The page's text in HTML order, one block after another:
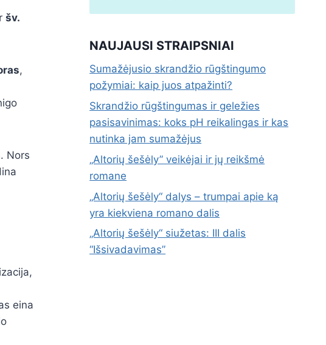
šv.
,
. Nors
eina
NAUJAUSI STRAIPSNIAI
Sumažėjusio skrandžio rūgštingumo
požymiai: kaip juos atpažinti?
Skrandžio rūgštingumas ir geležies
pasisavinimas: koks pH reikalingas ir kas
nutinka jam sumažėjus
„Altorių šešėly” veikėjai ir jų reikšmė
romane
„Altorių šešėly“ dalys – trumpai apie ką
yra kiekviena romano dalis
„Altorių šešėly“ siužetas: III dalis
“Išsivadavimas”